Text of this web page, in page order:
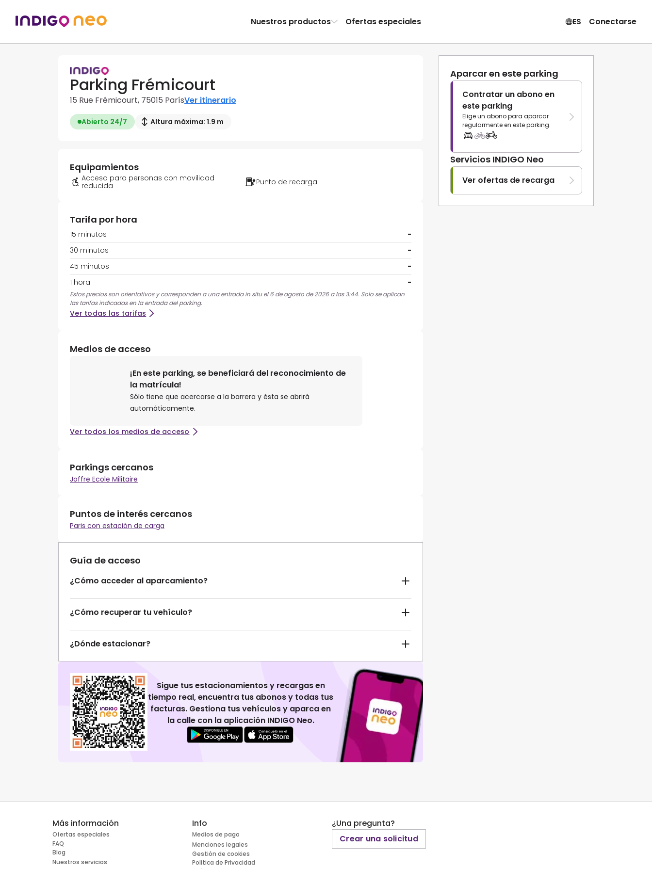
Nuestros productos Ofertas especiales ES Conectarse
Parking Frémicourt
15 Rue Frémicourt, 75015 ParísVer itinerario
Abierto 24/7 Altura máxima: 1.9 m
Aparcar en este parking
Contratar un abono en
este parking
Elige un abono para aparcar
regularmente en este parking.
Servicios INDIGO Neo
Ver ofertas de recarga
Equipamientos
Acceso para personas con movilidad
reducida
Punto de recarga
Tarifa por hora
15 minutos
-
30 minutos
-
45 minutos
-
1 hora
-
Estos precios son orientativos y corresponden a una entrada in situ el 6 de agosto de 2026 a las 3:44. Solo se aplican
las tarifas indicadas en la entrada del parking.
Ver todas las tarifas
Medios de acceso
¡En este parking, se beneficiará del reconocimiento de
la matrícula!
Sólo tiene que acercarse a la barrera y ésta se abrirá
automáticamente.
Ver todos los medios de acceso
Parkings cercanos
Joffre Ecole Militaire
Puntos de interés cercanos
Paris con estación de carga
Guía de acceso
¿Cómo acceder al aparcamiento?
¿Cómo recuperar tu vehículo?
¿Dónde estacionar?
Sigue tus estacionamientos y recargas en
tiempo real, encuentra tus abonos y todas tus
facturas. Gestiona tus vehículos y aparca en
la calle con la aplicación INDIGO Neo.
Más información
Ofertas especiales
FAQ
Blog
Nuestros servicios
Info
Medios de pago
Menciones legales
Gestión de cookies
Politica de Privacidad
¿Una pregunta?
Crear una solicitud